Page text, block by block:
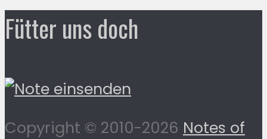
Fütter uns doch
Copyright © 2010-2026 Notes of